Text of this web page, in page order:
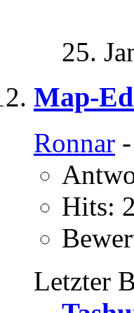
25.
Map-
Ronnar
Hits:
Letzter